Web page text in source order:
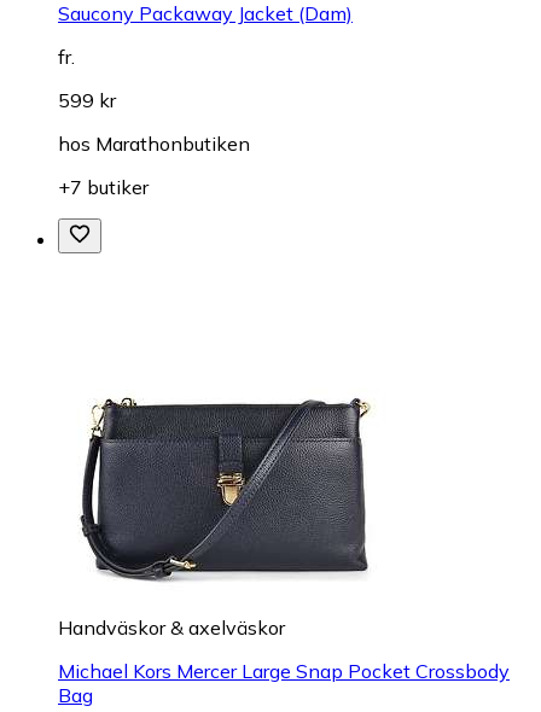
Saucony Packaway Jacket (Dam)
fr.
599 kr
hos Marathonbutiken
+7 butiker
Handväskor & axelväskor
Michael Kors Mercer Large Snap Pocket Crossbody
Bag